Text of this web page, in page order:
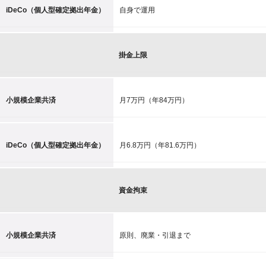
iDeCo（個人型確定拠出年金） 自身で運用
掛金上限
小規模企業共済 月7万円（年84万円）
iDeCo（個人型確定拠出年金） 月6.8万円（年81.6万円）
資金拘束
小規模企業共済 原則、廃業・引退まで